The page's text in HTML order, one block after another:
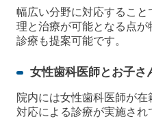
幅広い分野に対応するこ
理と治療が可能となる点
診療も提案可能です。
女性歯科医師とお子さ
院内には女性歯科医師が
対応による診療が実施さ